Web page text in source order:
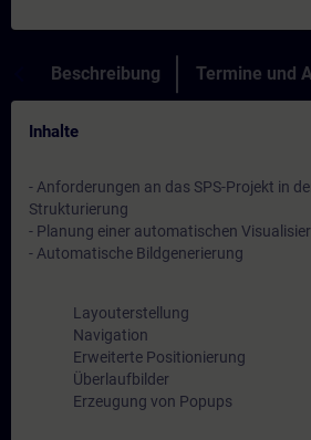
Beschreibung Termine und
Inhalte
- Anforderungen an das SPS-Projekt in
Strukturierung
- Planung einer automatischen
- Automatische Bildgenerierung
Layouterstellung
Navigation
Erweiterte Positionierung
Überlaufbilder
Erzeugung von Popups